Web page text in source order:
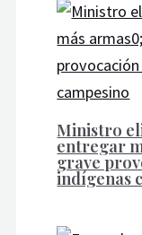
Ministro
entregar
grave
indígenas